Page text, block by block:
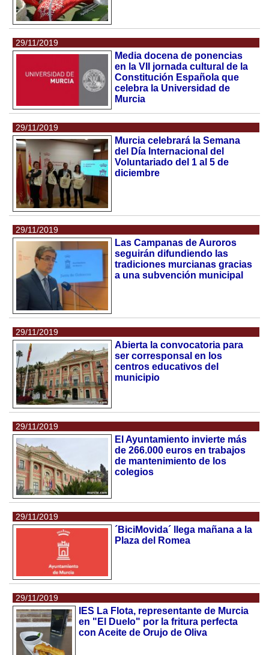
29/11/2019
Media docena de ponencias
en la VII jornada cultural de la
Constitución Española que
celebra la Universidad de
Murcia
29/11/2019
Murcia celebrará la Semana
del Día Internacional del
Voluntariado del 1 al 5 de
diciembre
29/11/2019
Las Campanas de Auroros
seguirán difundiendo las
tradiciones murcianas gracias
a una subvención municipal
29/11/2019
Abierta la convocatoria para
ser corresponsal en los
centros educativos del
municipio
29/11/2019
El Ayuntamiento invierte más
de 266.000 euros en trabajos
de mantenimiento de los
colegios
29/11/2019
´BiciMovida´ llega mañana a la
Plaza del Romea
29/11/2019
IES La Flota, representante de Murcia
en "El Duelo" por la fritura perfecta
con Aceite de Orujo de Oliva